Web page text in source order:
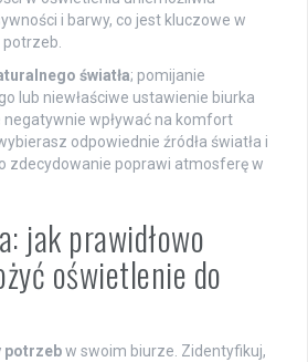
i barwy, co jest kluczowe w
światła; pomijanie
lub niewłaściwe ustawienie biurka
wpływać na komfort
odpowiednie źródła światła i
zdecydowanie poprawi atmosferę w
jak prawidłowo
oświetlenie do
potrzebw swoim biurze. Zidentyfikuj,